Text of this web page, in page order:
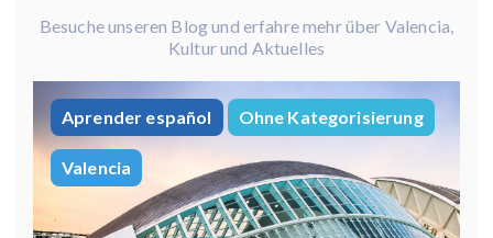
Besuche unseren Blog und erfahre mehr über Valencia,
Kultur und Aktuelles
Aprender español Ohne Kategorisierung
Valencia